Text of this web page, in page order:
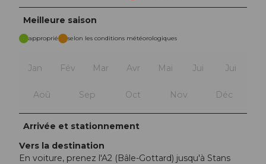
Meilleure saison
approprié selon les conditions météorologiques
Jan Fév Mar Avr Mai Jui Jui
Aoû Sep Oct Nov Déc
Arrivée et stationnement
Vers la destination
En voiture, prenez l'A2 (Bâle-Gottard) jusqu'à Stans